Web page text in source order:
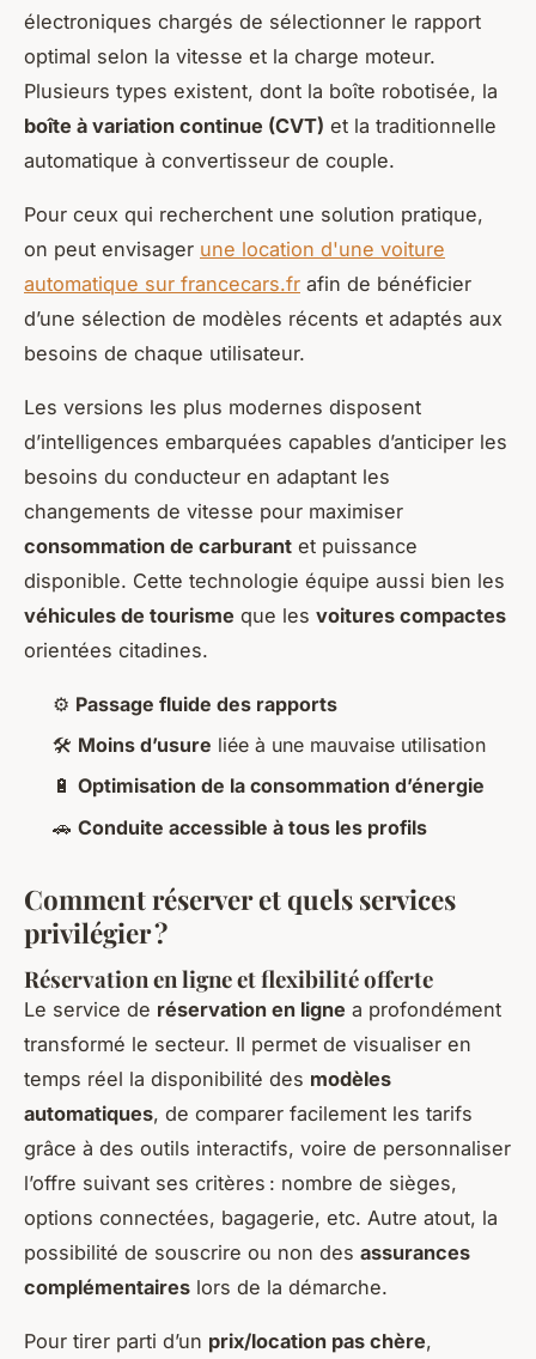
électroniques chargés de sélectionner le rapport
optimal selon la vitesse et la charge moteur.
Plusieurs types existent, dont la boîte robotisée, la
boîte à variation continue (CVT) et la traditionnelle
automatique à convertisseur de couple.
Pour ceux qui recherchent une solution pratique,
on peut envisager une location d'une voiture
automatique sur francecars.fr afin de bénéficier
d’une sélection de modèles récents et adaptés aux
besoins de chaque utilisateur.
Les versions les plus modernes disposent
d’intelligences embarquées capables d’anticiper les
besoins du conducteur en adaptant les
changements de vitesse pour maximiser
consommation de carburant et puissance
disponible. Cette technologie équipe aussi bien les
véhicules de tourisme que les voitures compactes
orientées citadines.
⚙️ Passage fluide des rapports
🛠 Moins d’usure liée à une mauvaise utilisation
🔋 Optimisation de la consommation d’énergie
🚗 Conduite accessible à tous les profils
Comment réserver et quels services
privilégier ?
Réservation en ligne et flexibilité offerte
Le service de réservation en ligne a profondément
transformé le secteur. Il permet de visualiser en
temps réel la disponibilité des modèles
automatiques, de comparer facilement les tarifs
grâce à des outils interactifs, voire de personnaliser
l’offre suivant ses critères : nombre de sièges,
options connectées, bagagerie, etc. Autre atout, la
possibilité de souscrire ou non des assurances
complémentaires lors de la démarche.
Pour tirer parti d’un prix/location pas chère,